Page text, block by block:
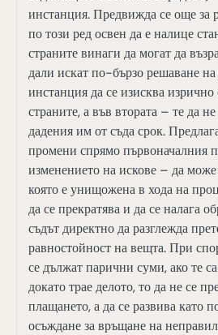
инстанция. Предвижда се още за
по този ред освен да е налице
страните винаги да могат да
дали искат по-бързо решаване
инстанция да се изисква изрично
страните, а във втората – те да
дадения им от съда срок.
промени спрямо първоначалния
изменението на искове – да
която е унищожена в хода на
да се прекратява и да се налага
съдът директно да разглежда
равностойност на вещта. При
се дължат парични суми, ако те
докато трае делото, то да не се
плащането, а да се развива като
осъждане за връщане на